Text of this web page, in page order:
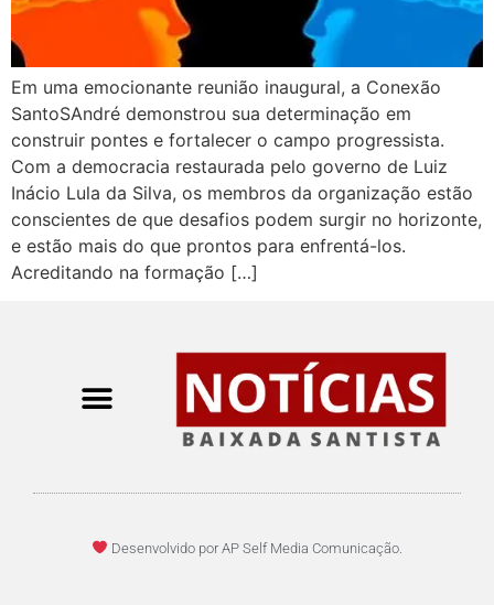
Em uma emocionante reunião inaugural, a Conexão
SantoSAndré demonstrou sua determinação em
construir pontes e fortalecer o campo progressista.
Com a democracia restaurada pelo governo de Luiz
Inácio Lula da Silva, os membros da organização estão
conscientes de que desafios podem surgir no horizonte,
e estão mais do que prontos para enfrentá-los.
Acreditando na formação […]
Desenvolvido por AP Self Media Comunicação.